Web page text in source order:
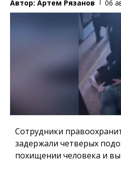
Автор: Артем Рязанов 06
Сотрудники
задержали четверых
похищении человека и